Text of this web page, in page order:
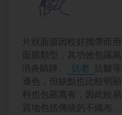
片狀面膜因較好攜帶而
面膜類型，其功效包羅
消炎鎮靜、
抗老
抗皺
遜色，但缺點也比較明
料也包羅萬有，因此較
質地包括傳統的不織布